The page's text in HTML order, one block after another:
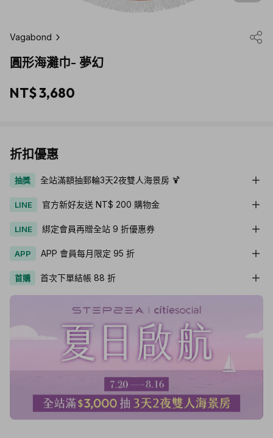
Vagabond
圓形海灘巾- 夢幻
NT$ 3,680
折扣優惠
抽獎 全站滿額抽郵輪3天2夜雙人海景房 🍹
LINE 官方新好友送 NT$ 200 購物金
LINE 綁定會員再贈全站 9 折優惠券
APP APP 會員每月限定 95 折
首購 首次下單結帳 88 折